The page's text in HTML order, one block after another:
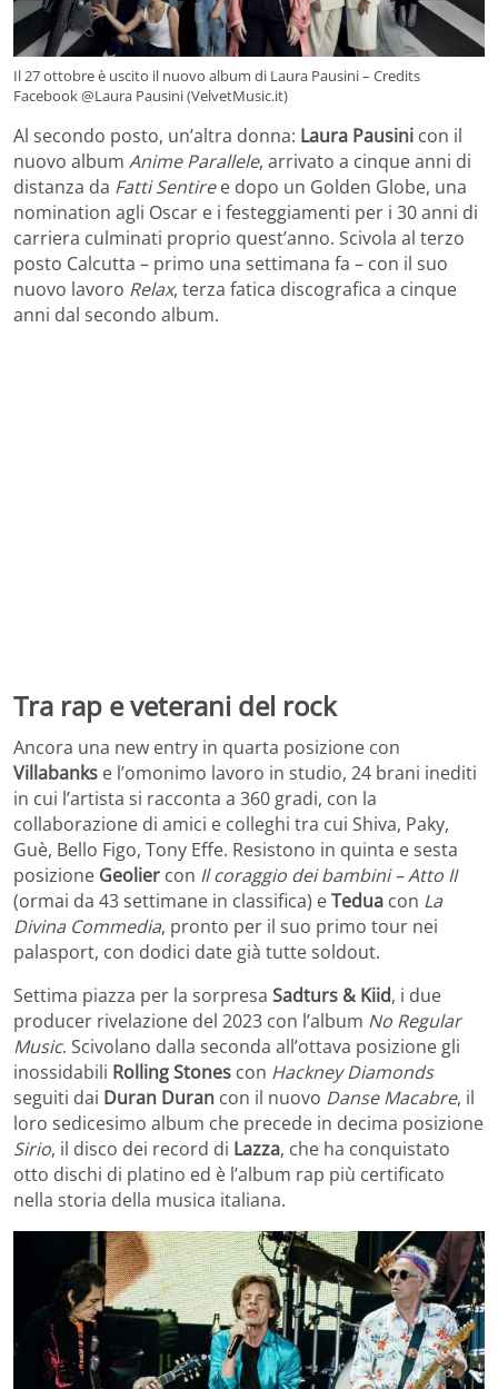
Il 27 ottobre è uscito il nuovo album di Laura Pausini – Credits
Facebook @Laura Pausini (VelvetMusic.it)
Al secondo posto, un’altra donna: Laura Pausini con il
nuovo album Anime Parallele, arrivato a cinque anni di
distanza da Fatti Sentiree dopo un Golden Globe, una
nomination agli Oscar e i festeggiamenti per i 30 anni di
carriera culminati proprio quest’anno. Scivola al terzo
posto Calcutta – primo una settimana fa – con il suo
nuovo lavoro Relax, terza fatica discografica a cinque
anni dal secondo album.
Tra rap e veterani del rock
Ancora una new entry in quarta posizione con
Villabanks e l’omonimo lavoro in studio, 24 brani inediti
in cui l’artista si racconta a 360 gradi, con la
collaborazione di amici e colleghi tra cui Shiva, Paky,
Guè, Bello Figo, Tony Effe. Resistono in quinta e sesta
posizione Geolier con Il coraggio dei bambini – Atto II
(ormai da 43 settimane in classifica) eTedua con La
Divina Commedia, pronto per il suo primo tour nei
palasport, con dodici date già tutte soldout.
Settima piazza per la sorpresa Sadturs & Kiid, i due
producer rivelazione del 2023 con l’album No Regular
Music. Scivolano dalla seconda all’ottava posizione gli
inossidabili Rolling Stones con Hackney Diamonds
seguiti dai Duran Duran con il nuovo Danse Macabre, il
loro sedicesimo album che precede in decima posizione
Sirio, il disco dei record di Lazza, che ha conquistato
otto dischi di platino ed è l’album rap più certificato
nella storia della musica italiana.